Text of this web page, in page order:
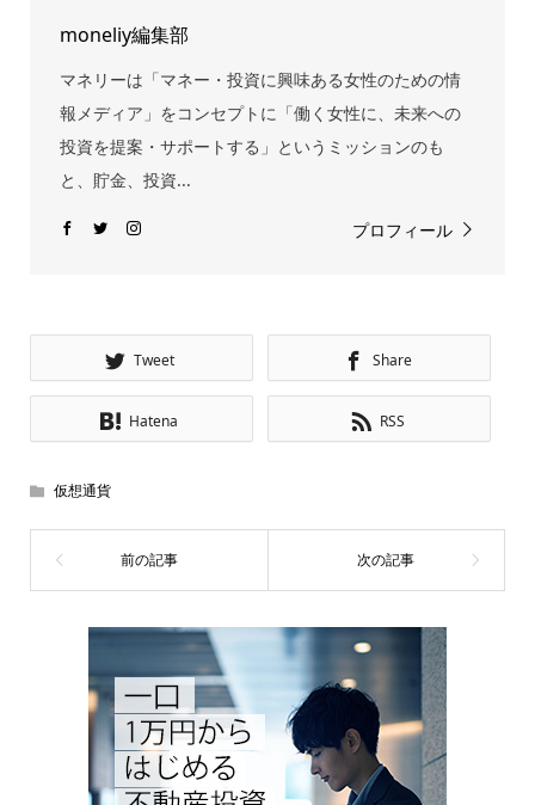
moneliy編集部
マネリーは「マネー・投資に興味ある女性のための情
報メディア」をコンセプトに「働く女性に、未来への
投資を提案・サポートする」というミッションのも
と、貯金、投資...
プロフィール
Tweet Share
Hatena RSS
仮想通貨